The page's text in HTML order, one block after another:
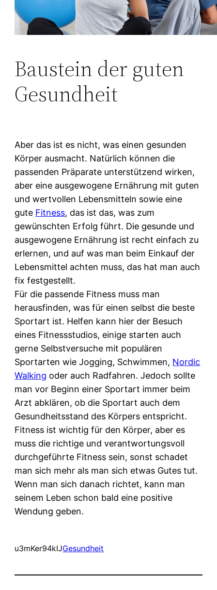
Baustein der guten
Gesundheit
Aber das ist es nicht, was einen gesunden
Körper ausmacht. Natürlich können die
passenden Präparate unterstützend wirken,
aber eine ausgewogene Ernährung mit guten
und wertvollen Lebensmitteln sowie eine
gute Fitness, das ist das, was zum
gewünschten Erfolg führt. Die gesunde und
ausgewogene Ernährung ist recht einfach zu
erlernen, und auf was man beim Einkauf der
Lebensmittel achten muss, das hat man auch
fix festgestellt.
Für die passende Fitness muss man
herausfinden, was für einen selbst die beste
Sportart ist. Helfen kann hier der Besuch
eines Fitnessstudios, einige starten auch
gerne Selbstversuche mit populären
Sportarten wie Jogging, Schwimmen, Nordic
Walking oder auch Radfahren. Jedoch sollte
man vor Beginn einer Sportart immer beim
Arzt abklären, ob die Sportart auch dem
Gesundheitsstand des Körpers entspricht.
Fitness ist wichtig für den Körper, aber es
muss die richtige und verantwortungsvoll
durchgeführte Fitness sein, sonst schadet
man sich mehr als man sich etwas Gutes tut.
Wenn man sich danach richtet, kann man
seinem Leben schon bald eine positive
Wendung geben.
u3mKer94kIJGesundheit